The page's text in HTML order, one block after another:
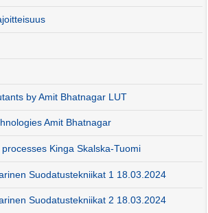
by Amit Bhatnagar LUT
Amit Bhatnagar
Kinga Skalska-Tuomi
Suodatustekniikat 1 18.03.2024
Suodatustekniikat 2 18.03.2024